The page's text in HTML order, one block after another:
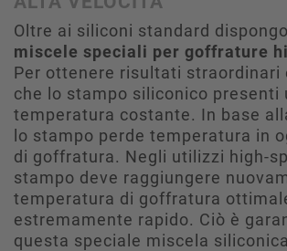
Oltre ai siliconi standard
miscele speciali per goffrature
Per ottenere risultati straordinari
che lo stampo siliconico presenti
temperatura costante. In base
lo stampo perde temperatura in
di goffratura. Negli utilizzi high-
stampo deve raggiungere
temperatura di goffratura
estremamente rapido. Ciò è
questa speciale miscela